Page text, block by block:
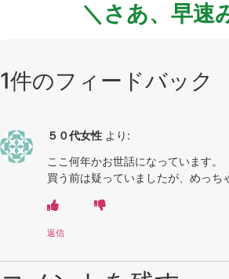
＼さあ、早速
1件のフィードバック
５０代女性 より:
ここ何年かお世話になっています。
買う前は疑っていましたが、めっち
返信